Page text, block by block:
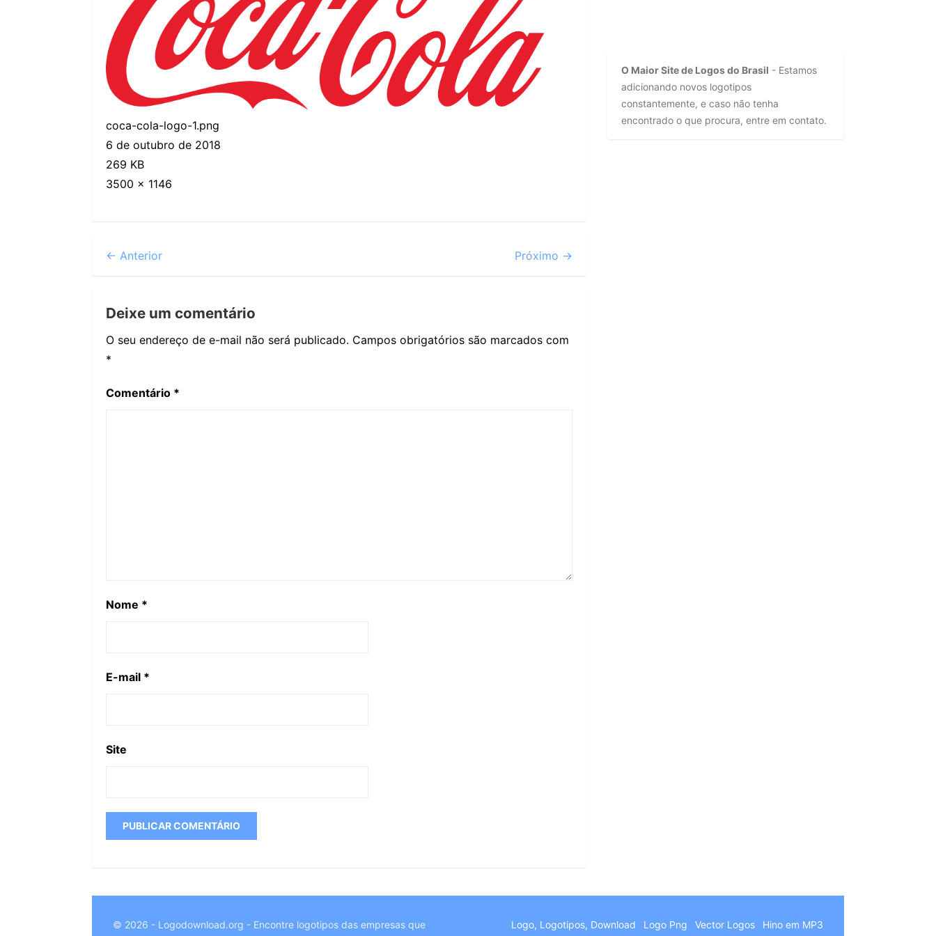
coca-cola-logo-1.png
6 de outubro de 2018
269 KB
3500 × 1146
← Anterior Próximo →
Deixe um comentário
O seu endereço de e-mail não será publicado. Campos obrigatórios são marcados com
*
Comentário *
Nome *
E-mail *
Site
O Maior Site de Logos do Brasil - Estamos
adicionando novos logotipos
constantemente, e caso não tenha
encontrado o que procura, entre em contato.
© 2026 - Logodownload.org - Encontre logotipos das empresas que
Logo, Logotipos, Download Logo Png Vector Logos
Hino em MP3
Chinese